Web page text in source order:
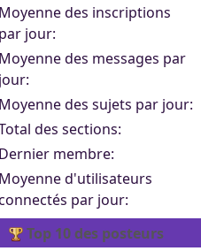
des inscriptions
jour:
des messages par
des sujets par jour:
des sections:
membre:
d'utilisateurs
par jour:
Top 10 des posteurs